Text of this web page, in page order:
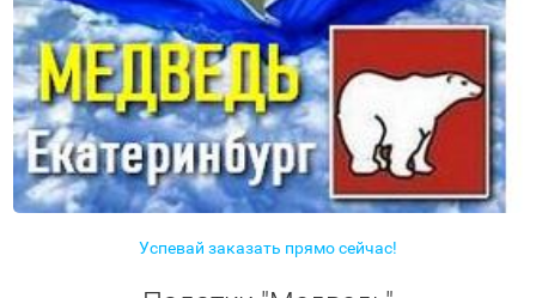
Успевай заказать прямо сейчас!